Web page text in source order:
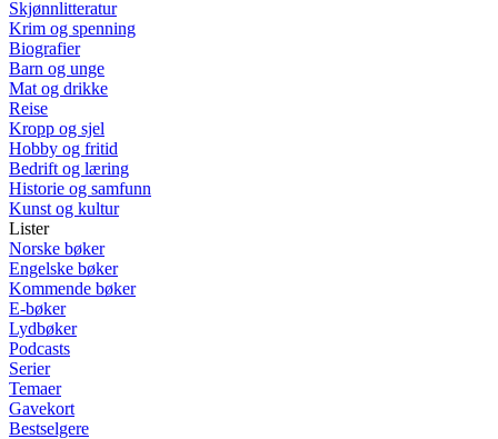
Skjønnlitteratur
Krim og spenning
Biografier
Barn og unge
Mat og drikke
Reise
Kropp og sjel
Hobby og fritid
Bedrift og læring
Historie og samfunn
Kunst og kultur
Lister
Norske bøker
Engelske bøker
Kommende bøker
E-bøker
Lydbøker
Podcasts
Serier
Temaer
Gavekort
Bestselgere